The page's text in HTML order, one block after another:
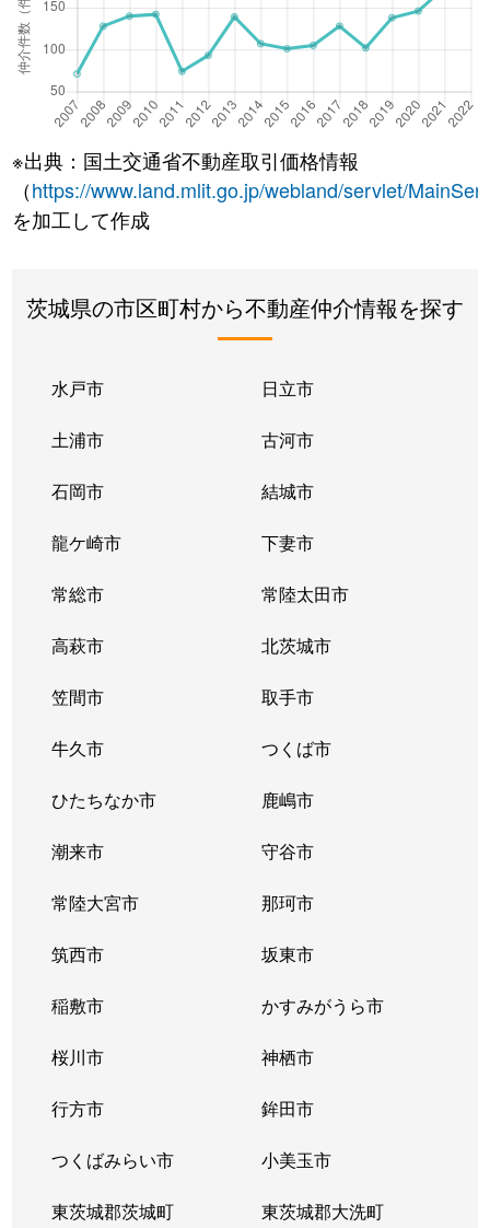
※出典：国土交通省不動産取引価格情報
（https://www.land.mlit.go.jp/webland/servlet/
を加工して作成
茨城県の市区町村から不動産仲介情報を探す
水戸市 日立市
土浦市 古河市
石岡市 結城市
龍ケ崎市 下妻市
常総市 常陸太田市
高萩市 北茨城市
笠間市 取手市
牛久市 つくば市
ひたちなか市 鹿嶋市
潮来市 守谷市
常陸大宮市 那珂市
筑西市 坂東市
稲敷市 かすみがうら市
桜川市 神栖市
行方市 鉾田市
つくばみらい市 小美玉市
東茨城郡茨城町 東茨城郡大洗町